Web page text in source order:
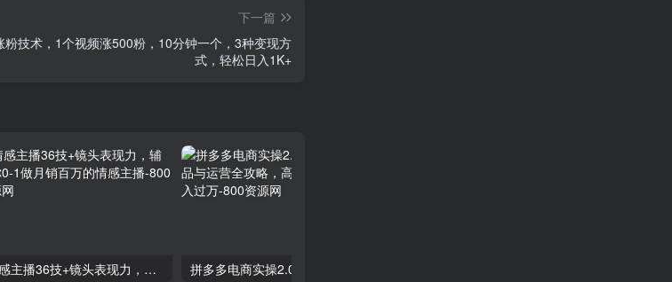
下一篇
粉技术，1个视频涨500粉，10分钟一个，3种变现方
式，轻松日入1K+
情感主播36技+镜头表现力，辅导你0-1做月销百万的情感主播